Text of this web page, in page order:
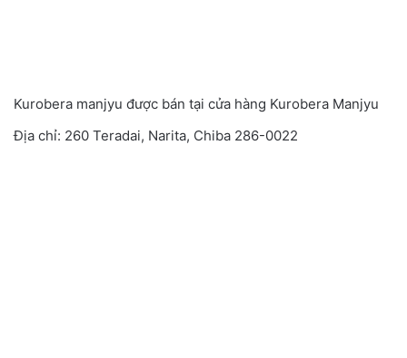
Kurobera manjyu được bán tại cửa hàng Kurobera Manjyu
Địa chỉ: 260 Teradai, Narita, Chiba 286-0022